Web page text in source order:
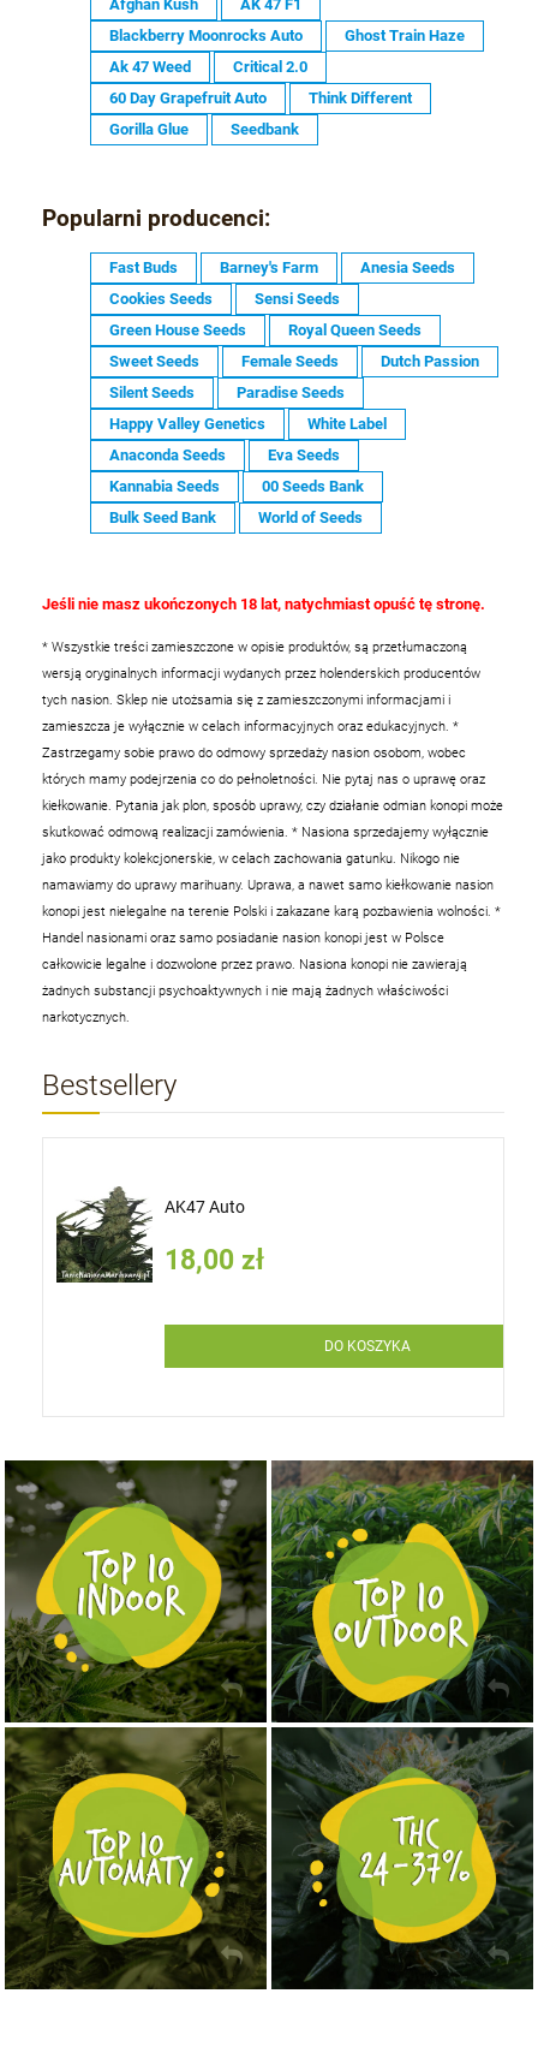
Afghan Kush
AK 47 F1
Blackberry Moonrocks Auto
Ghost Train Haze
Ak 47 Weed
Critical 2.0
60 Day Grapefruit Auto
Think Different
Gorilla Glue
Seedbank
Popularni producenci:
Fast Buds Barney's Farm
Anesia Seeds
Cookies Seeds
Sensi Seeds
Green House Seeds
Royal Queen Seeds
Sweet Seeds
Female Seeds
Dutch Passion
Silent Seeds
Paradise Seeds
Happy Valley Genetics
White Label
Anaconda Seeds
Eva Seeds
Kannabia Seeds
00 Seeds Bank
Bulk Seed Bank
World of Seeds
Jeśli nie masz ukończonych 18 lat, natychmiast opuść tę stronę.
* Wszystkie treści zamieszczone w opisie produktów, są przetłumaczoną
wersją oryginalnych informacji wydanych przez holenderskich producentów
tych nasion. Sklep nie utożsamia się z zamieszczonymi informacjami i
zamieszcza je wyłącznie w celach informacyjnych oraz edukacyjnych. *
Zastrzegamy sobie prawo do odmowy sprzedaży nasion osobom, wobec
których mamy podejrzenia co do pełnoletności. Nie pytaj nas o uprawę oraz
kiełkowanie. Pytania jak plon, sposób uprawy, czy działanie odmian konopi może
skutkować odmową realizacji zamówienia. * Nasiona sprzedajemy wyłącznie
jako produkty kolekcjonerskie, w celach zachowania gatunku. Nikogo nie
namawiamy do uprawy marihuany. Uprawa, a nawet samo kiełkowanie nasion
konopi jest nielegalne na terenie Polski i zakazane karą pozbawienia wolności. *
Handel nasionami oraz samo posiadanie nasion konopi jest w Polsce
całkowicie legalne i dozwolone przez prawo. Nasiona konopi nie zawierają
żadnych substancji psychoaktywnych i nie mają żadnych właściwości
narkotycznych.
Bestsellery
AK47 Auto
18,00 zł
DO KOSZYKA
NASIONA MARIHUANY TOP 10 INDOOR
KUP TERAZ NASIONA MARIHUANY TOP 10 OUTDOOR
KUP TERAZ
NASIONA MARIHUANY TOP 10 AUTOFLOWERING
KUP TERAZ MOCNE ODMIANY MARIHUANY THC OD 24 - 37%
KUP TERAZ